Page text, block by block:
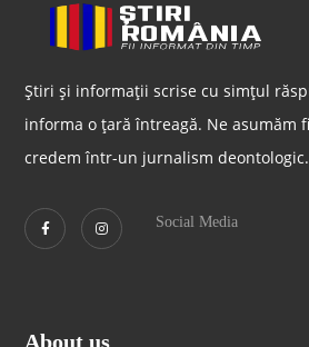
Știri și informații scrise cu simțul
informa o țară întreagă. Ne asumăm
credem într-un jurnalism deontologic.
Social Media
About us